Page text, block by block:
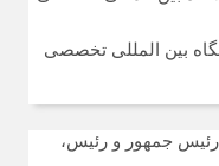
بین المللی تخصصی